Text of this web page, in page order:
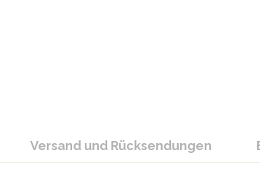
Versand und Rücksendungen